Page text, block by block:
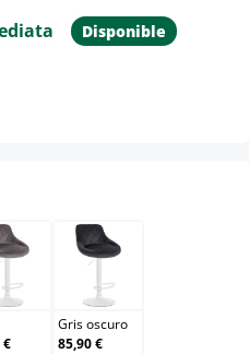
Disponible
el producto
Gris
€
Gris oscuro
Gris oscuro
85,90 €